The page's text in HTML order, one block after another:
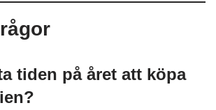
tiden på året att köpa